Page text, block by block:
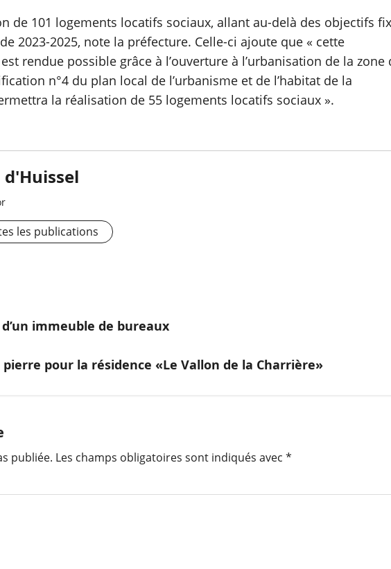
de 101 logements locatifs sociaux, allant au-delà des objectifs
2023-2025, note la préfecture. Celle-ci ajoute que « cette
rendue possible grâce à l’ouverture à l’urbanisation de la zone
n°4 du plan local de l’urbanisme et de l’habitat de la
la réalisation de 55 logements locatifs sociaux ».
les publications
immeuble de bureaux
pierre pour la résidence «Le Vallon de la Charrière»
publiée. Les champs obligatoires sont indiqués avec *